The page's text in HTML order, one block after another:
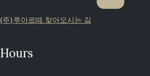
(주)루아르떼 찾아오시는 길
Hours